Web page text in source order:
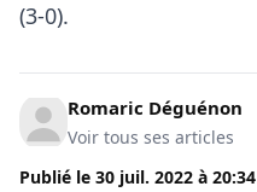
(3-0).
Romaric Déguénon
Voir tous ses articles
Publié le 30 juil. 2022 à 20:34